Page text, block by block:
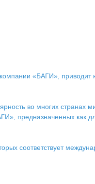
«БАГИ», приводит
во многих странах
предназначенных как
соответствует